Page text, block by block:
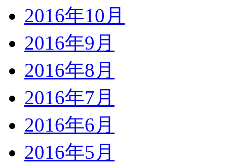
2016年10月
2016年9月
2016年8月
2016年7月
2016年6月
2016年5月